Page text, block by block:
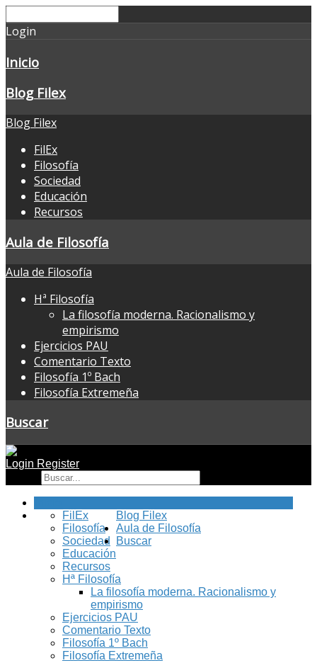
Login
Inicio
Blog Filex
Blog Filex
FilEx
Filosofía
Sociedad
Educación
Recursos
Aula de Filosofía
Aula de Filosofía
Hª Filosofía
La filosofía moderna. Racionalismo y
empirismo
Ejercicios PAU
Comentario Texto
Filosofía 1º Bach
Filosofía Extremeña
Buscar
Login Register
Blog Filex
FilEx
Filosofía
Sociedad
Educación
Recursos
Aula de Filosofía
Hª Filosofía
La filosofía moderna. Racionalismo y
empirismo
Ejercicios PAU
Comentario Texto
Filosofía 1º Bach
Filosofía Extremeña
Buscar